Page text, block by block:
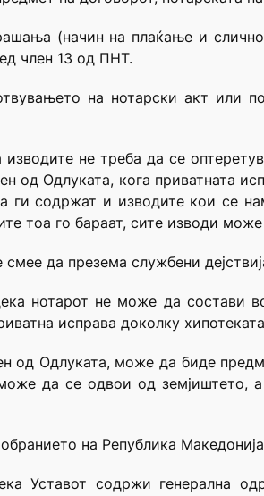
(начин на плаќање и
член 13 од ПНТ.
на нотарски акт или
не треба да се
од Одлуката, кога приватната
ги содржат и изводите кои се
тоа го бараат, сите изводи
да презема службени
нотарот не може да состави
исправа доколку
од Одлуката, може да биде
да се одвои од земјиштето,
на Република
Уставот содржи генерална